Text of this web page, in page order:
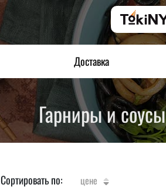
Доставка
Гарниры и соусы
Сортировать по: цене